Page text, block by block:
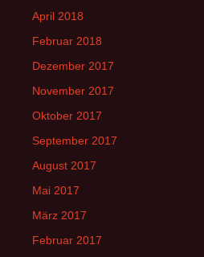
April 2018
Februar 2018
Dezember 2017
November 2017
Oktober 2017
September 2017
August 2017
Mai 2017
März 2017
Februar 2017